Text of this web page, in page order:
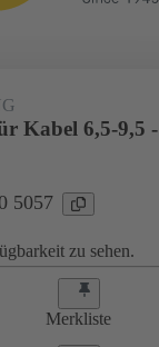
Kabel 6,5-9,5 -
5057
zu sehen.
Merkliste